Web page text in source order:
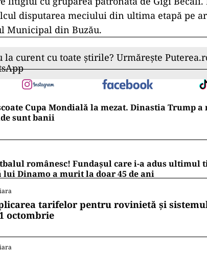
disputarea meciului din ultima etapă pe
Municipal din Buzău.
la curent cu toate știrile? Urmărește
Cupa Mondială la mezat. Dinastia Trump
sunt banii
românesc! Fundașul care i-a adus ultimul
lui Dinamo a murit la doar 45 de ani
tarifelor pentru rovinietă și
octombrie